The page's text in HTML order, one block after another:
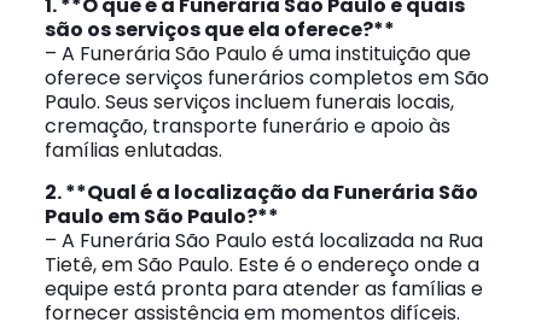
são os serviços que ela oferece?**
– A Funerária São Paulo é uma instituição que
oferece serviços funerários completos em São
Paulo. Seus serviços incluem funerais locais,
cremação, transporte funerário e apoio às
famílias enlutadas.
2. **Qual é a localização da Funerária São
Paulo em São Paulo?**
– A Funerária São Paulo está localizada na Rua
Tietê, em São Paulo. Este é o endereço onde a
equipe está pronta para atender as famílias e
fornecer assistência em momentos difíceis.